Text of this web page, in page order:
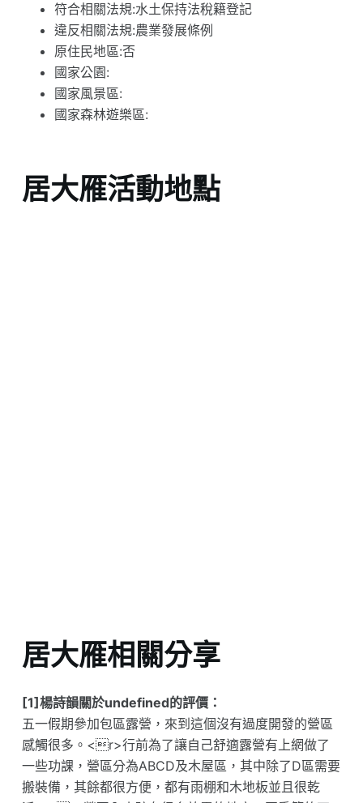
符合相關法規:水土保持法稅籍登記
違反相關法規:農業發展條例
原住民地區:否
國家公園:
國家風景區:
國家森林遊樂區:
居大雁活動地點
居大雁相關分享
[1]楊詩韻關於undefined的評價：
五一假期參加包區露營，來到這個沒有過度開發的營區
感觸很多。<r>行前為了讓自己舒適露營有上網做了
一些功課，營區分為ABCD及木屋區，其中除了D區需要
搬裝備，其餘都很方便，都有雨棚和木地板並且很乾